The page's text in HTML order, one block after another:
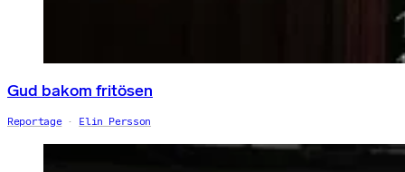
Gud bakom fritösen
Reportage Elin Persson